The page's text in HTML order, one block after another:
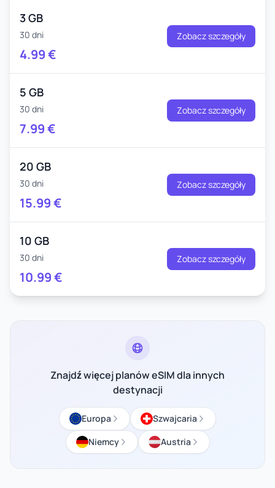
3 GB
30 dni
4.99€
Zobacz szczegóły
5 GB
30 dni
7.99€
Zobacz szczegóły
20 GB
30 dni
15.99€
Zobacz szczegóły
10 GB
30 dni
10.99€
Zobacz szczegóły
Znajdź więcej planów eSIM dla innych
destynacji
Europa
Szwajcaria
Niemcy
Austria